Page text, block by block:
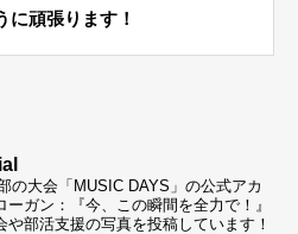
に頑張ります！
の大会「MUSIC DAYS」の公式アカ
ーガン：『今、この瞬間を全力で！』
や部活支援の写真を投稿しています！